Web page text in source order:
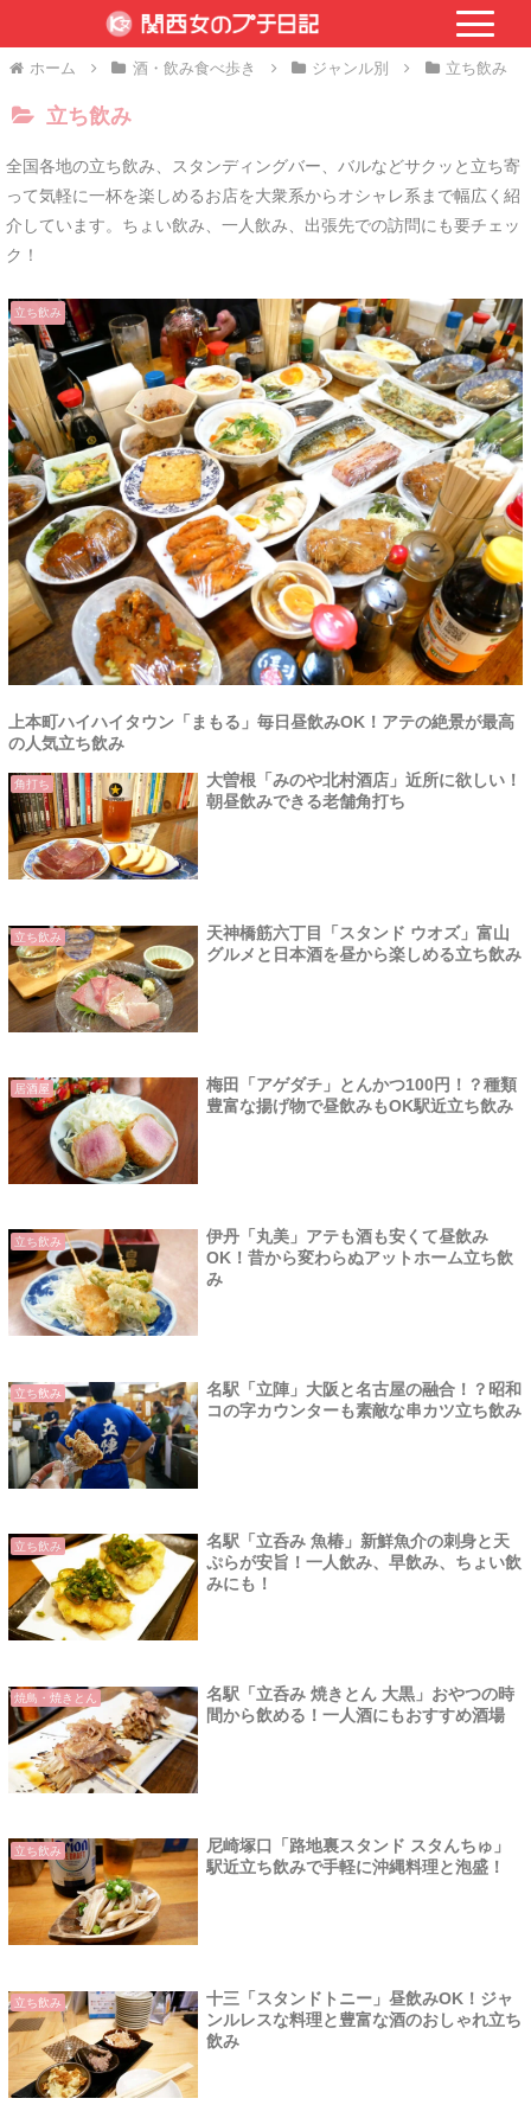
ホーム 酒・飲み食べ歩き ジャンル別 立ち飲み
立ち飲み
全国各地の立ち飲み、スタンディングバー、バルなどサクッと立ち寄
って気軽に一杯を楽しめるお店を大衆系からオシャレ系まで幅広く紹
介しています。ちょい飲み、一人飲み、出張先での訪問にも要チェッ
ク！
立ち飲み
上本町ハイハイタウン「まもる」毎日昼飲みOK！アテの絶景が最高
の人気立ち飲み
角打ち
大曽根「みのや北村酒店」近所に欲しい！
朝昼飲みできる老舗角打ち
立ち飲み
天神橋筋六丁目「スタンド ウオズ」富山
グルメと日本酒を昼から楽しめる立ち飲み
居酒屋
梅田「アゲダチ」とんかつ100円！？種類
豊富な揚げ物で昼飲みもOK駅近立ち飲み
立ち飲み
伊丹「丸美」アテも酒も安くて昼飲み
OK！昔から変わらぬアットホーム立ち飲
み
立ち飲み
名駅「立陣」大阪と名古屋の融合！？昭和
コの字カウンターも素敵な串カツ立ち飲み
立ち飲み
名駅「立呑み 魚椿」新鮮魚介の刺身と天
ぷらが安旨！一人飲み、早飲み、ちょい飲
みにも！
焼鳥・焼きとん
名駅「立呑み 焼きとん 大黒」おやつの時
間から飲める！一人酒にもおすすめ酒場
立ち飲み
尼崎塚口「路地裏スタンド スタんちゅ」
駅近立ち飲みで手軽に沖縄料理と泡盛！
立ち飲み
十三「スタンドトニー」昼飲みOK！ジャ
ンルレスな料理と豊富な酒のおしゃれ立ち
飲み